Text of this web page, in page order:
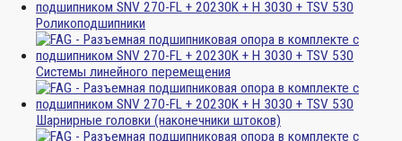
Роликоподшипники
Системы линейного перемещения
Шарнирные головки (наконечники штоков)